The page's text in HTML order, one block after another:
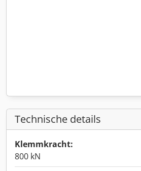
Technische details
Klemmkracht:
800 kN